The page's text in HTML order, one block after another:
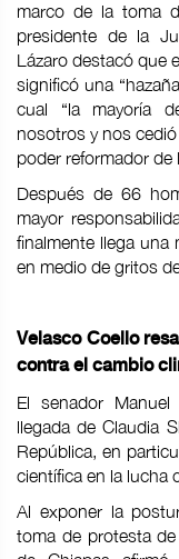
marco de la toma
presidente de la
Lázaro destacó que
significó una
cual “la mayoría
nosotros y nos cedió
poder reformador de
Después de 66
mayor
finalmente llega una
en medio de gritos
Velasco Coello
contra el cambio
El senador
llegada de Claudia
República, en
científica en la lucha
Al exponer la
toma de protesta